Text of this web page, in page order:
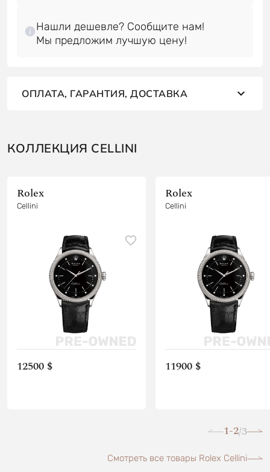
Нашли дешевле? Сообщите нам!
ОПЛАТА, ГАРАНТИЯ, ДОСТАВКА
КОЛЛЕКЦИЯ CELLINI
Rolex
Cellini
12500 $
Rolex
Cellini
11900 $
1-2/3
Смотреть все товары Rolex Cellini